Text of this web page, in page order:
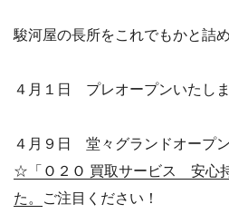
駿河屋の長所をこれでもかと詰
４月１日 プレオープンいたしま
４月９日 堂々グランドオープン
☆「Ｏ２Ｏ 買取サービス 安心
た。
ご注目ください！